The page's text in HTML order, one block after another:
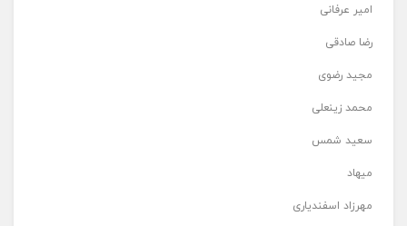
امیر عرفانی
رضا صادقی
مجید رضوی
محمد زینعلی
سعید شمس
میهاد
مهرزاد اسفندیاری